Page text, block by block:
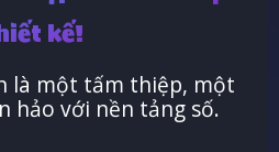
kế!
là một tấm thiệp, một
hảo với nền tảng số.